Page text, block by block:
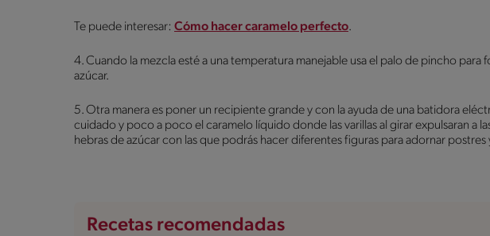
Te puede interesar: Cómo hacer caramelo perfecto.
4. Cuando la mezcla esté a una temperatura manejable usa el palo de pincho para
azúcar.
5. Otra manera es poner un recipiente grande y con la ayuda de una batidora
cuidado y poco a poco el caramelo líquido donde las varillas al girar expulsaran a
hebras de azúcar con las que podrás hacer diferentes figuras para adornar
Recetas recomendadas